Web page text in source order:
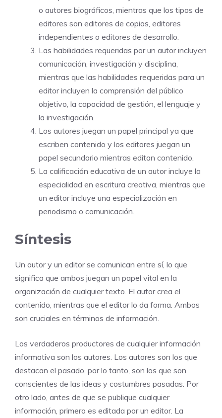
o autores biográficos, mientras que los tipos de
editores son editores de copias, editores
independientes o editores de desarrollo.
Las habilidades requeridas por un autor incluyen
comunicación, investigación y disciplina,
mientras que las habilidades requeridas para un
editor incluyen la comprensión del público
objetivo, la capacidad de gestión, el lenguaje y
la investigación.
Los autores juegan un papel principal ya que
escriben contenido y los editores juegan un
papel secundario mientras editan contenido.
La calificación educativa de un autor incluye la
especialidad en escritura creativa, mientras que
un editor incluye una especialización en
periodismo o comunicación.
Síntesis
Un autor y un editor se comunican entre sí, lo que
significa que ambos juegan un papel vital en la
organización de cualquier texto. El autor crea el
contenido, mientras que el editor lo da forma. Ambos
son cruciales en términos de información.
Los verdaderos productores de cualquier información
informativa son los autores. Los autores son los que
destacan el pasado, por lo tanto, son los que son
conscientes de las ideas y costumbres pasadas. Por
otro lado, antes de que se publique cualquier
información, primero es editada por un editor. La